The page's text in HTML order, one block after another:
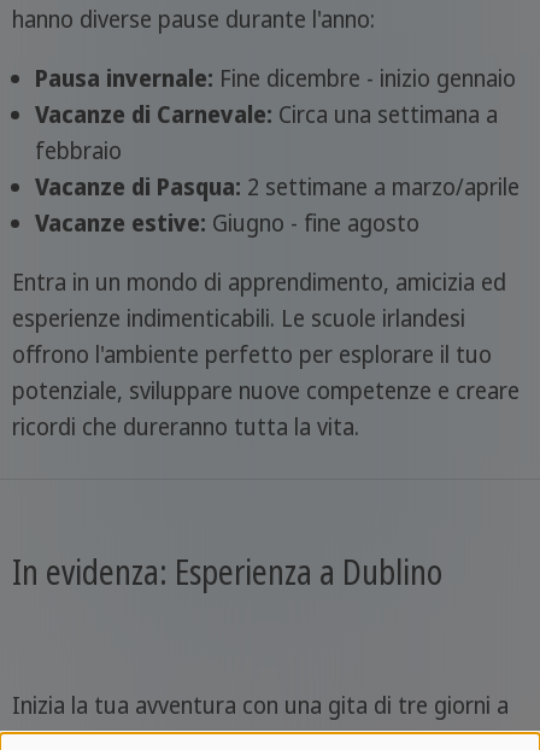
hanno diverse pause durante l'anno:
Pausa invernale: Fine dicembre - inizio gennaio
Vacanze di Carnevale: Circa una settimana a
febbraio
Vacanze di Pasqua: 2 settimane a marzo/aprile
Vacanze estive: Giugno - fine agosto
Entra in un mondo di apprendimento, amicizia ed
esperienze indimenticabili. Le scuole irlandesi
offrono l'ambiente perfetto per esplorare il tuo
potenziale, sviluppare nuove competenze e creare
ricordi che dureranno tutta la vita.
In evidenza: Esperienza a Dublino
Inizia la tua avventura con una gita di tre giorni a
Dublino, dove ti aspettano storia, cultura ed